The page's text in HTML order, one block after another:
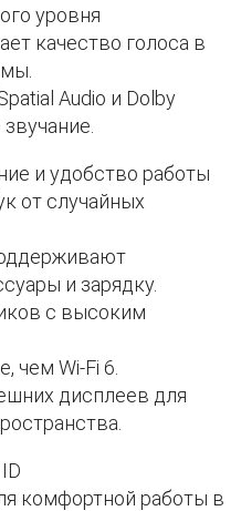
уровня
качество голоса в
Audio и Dolby
и удобство работы
от случайных
и зарядку.
с высоким
чем Wi-Fi 6.
дисплеев для
комфортной работы в